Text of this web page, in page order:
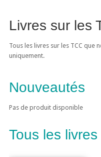
Livres sur les
Tous les livres sur les TCC que
uniquement.
Nouveautés
Pas de produit disponible
Tous les livres